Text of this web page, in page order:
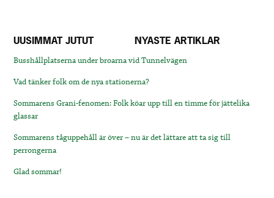
UUSIMMAT JUTUT NYASTE ARTIKLAR
Busshållplatserna under broarna vid Tunnelvägen
Vad tänker folk om de nya stationerna?
Sommarens Grani-fenomen: Folk köar upp till en timme för jättelika
glassar
Sommarens tåguppehåll är över – nu är det lättare att ta sig till
perrongerna
Glad sommar!